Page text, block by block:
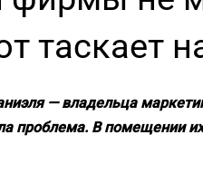
таскает
— владельца
проблема. В помещении